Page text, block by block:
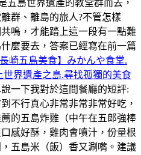
五島世界遺產的教堂群而去，
群、離島的旅人?不管怎樣
鳴，才能踏上這一段有一點難
麼要去，答案已經寫在前一篇
崎五島美食】みかんや食堂.
界遺產之島.尋找孤獨的美食
說一下我對於這間餐廳的短評:
不行真心非常非常非常好吃，
的五島炸雞（中午在五郎強棒
感好酥，雞肉會噴汁，份量根
五島米（飯）香又涮嘴。建議